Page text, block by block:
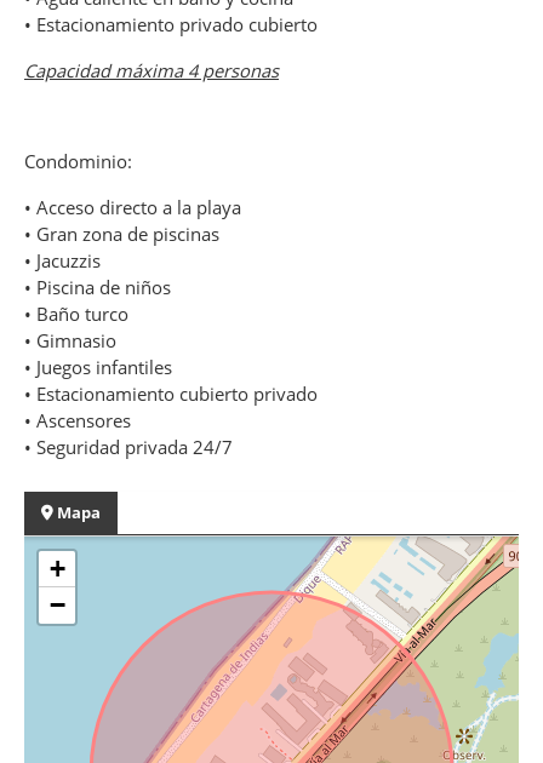
• Estacionamiento privado cubierto
Capacidad máxima 4 personas
Condominio:
• Acceso directo a la playa
• Gran zona de piscinas
• Jacuzzis
• Piscina de niños
• Baño turco
• Gimnasio
• Juegos infantiles
• Estacionamiento cubierto privado
• Ascensores
• Seguridad privada 24/7
Mapa
+
−